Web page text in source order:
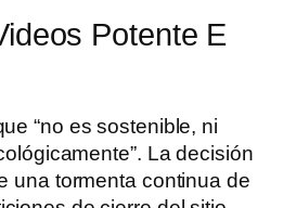
Potente E
“no es sostenible, ni
La decisión
una tormenta continua de